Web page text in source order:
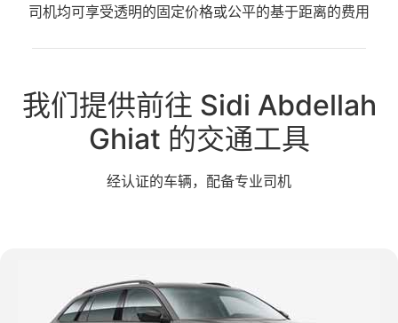
司机均可享受透明的固定价格或公平的基于距离的费用
我们提供前往 Sidi Abdellah
Ghiat 的交通工具
经认证的车辆，配备专业司机